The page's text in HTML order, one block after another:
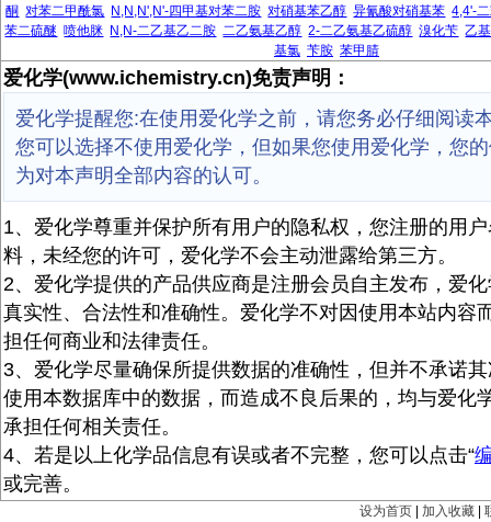
酮 对苯二甲酰氯 N,N,N',N'-四甲基对苯二胺 对硝基苯乙醇 异氰酸对硝基苯 4,4'-
苯二硫醚 喷他脒 N,N-二乙基乙二胺 二乙氨基乙醇 2-二乙氨基乙硫醇 溴化苄 乙
基氯 苄胺 苯甲腈
爱化学(www.ichemistry.cn)免责声明：
爱化学提醒您:在使用爱化学之前，请您务必仔细阅读
您可以选择不使用爱化学，但如果您使用爱化学，您
为对本声明全部内容的认可。
1、爱化学尊重并保护所有用户的隐私权，您注册的用
料，未经您的许可，爱化学不会主动泄露给第三方。
2、爱化学提供的产品供应商是注册会员自主发布，爱
真实性、合法性和准确性。爱化学不对因使用本站内容
担任何商业和法律责任。
3、爱化学尽量确保所提供数据的准确性，但并不承诺
使用本数据库中的数据，而造成不良后果的，均与爱化
承担任何相关责任。
4、若是以上化学品信息有误或者不完整，您可以点击“
或完善。
设为首页 加入收藏